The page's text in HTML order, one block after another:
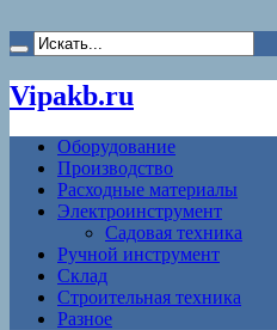
Vipakb.ru
Оборудование
Производство
Расходные материалы
Электроинструмент
Садовая техника
Ручной инструмент
Склад
Строительная техника
Разное